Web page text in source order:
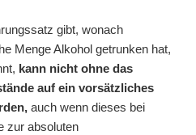
gibt, wonach
Menge Alkohol getrunken hat,
kann nicht ohne das
auf ein vorsätzliches
auch wenn dieses bei
zur absoluten